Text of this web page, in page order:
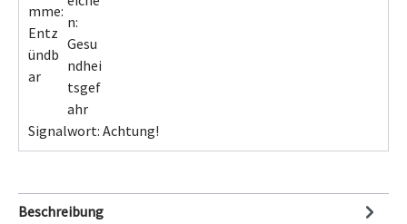
Signalwort: Achtung!
Beschreibung